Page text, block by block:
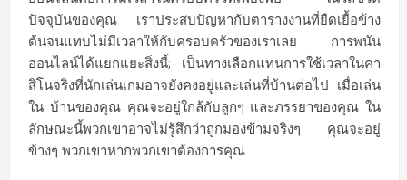
ปัจจุบันของคุณ เราประสบปัญหากับตารางงานที่ยืดเยื้อข้าง
ต้นจนแทบไม่มีเวลาให้กับครอบครัวของเราเลย การพนัน
ออนไลน์ได้แยกแยะสิ่งนี้; เป็นทางเลือกแทนการใช้เวลาในคา
สิโนจริงที่นักเล่นเกมอาจยังคงอยู่และเล่นที่บ้านต่อไป เมื่อเล่น
ใน บ้านของคุณ คุณจะอยู่ใกล้กับลูกๆ และภรรยาของคุณ ใน
ลักษณะนี้พวกเขาอาจไม่รู้สึกว่าถูกมองข้ามจริงๆ คุณจะอยู่
ข้างๆ พวกเขาหากพวกเขาต้องการคุณ